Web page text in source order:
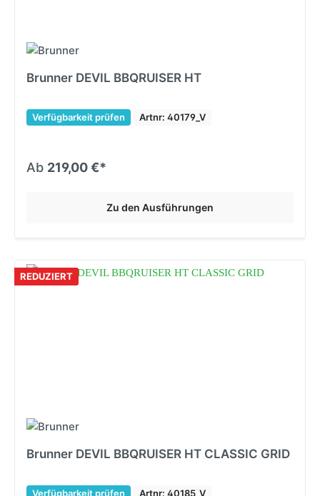
Brunner DEVIL BBQRUISER HT
Verfügbarkeit prüfen Artnr: 40179_V
Ab 219,00 €*
Zu den Ausführungen
REDUZIERT
Brunner DEVIL BBQRUISER HT CLASSIC GRID
Verfügbarkeit prüfen Artnr: 40185_V